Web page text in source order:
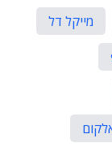
מייקל דל